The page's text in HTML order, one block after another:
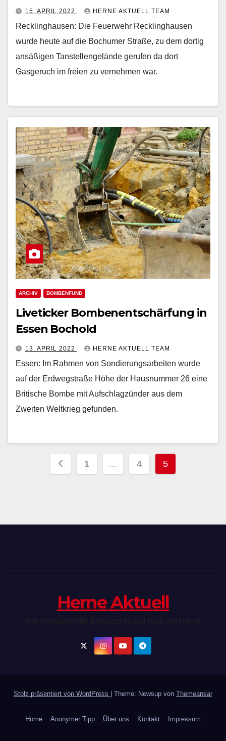
15. APRIL 2022 HERNE AKTUELL TEAM
Recklinghausen: Die Feuerwehr Recklinghausen
wurde heute auf die Bochumer Straße, zu dem dortig
ansäßigen Tanstellengelände gerufen da dort
Gasgeruch im freien zu vernehmen war.
ARCHIV BOMBENFUND
Liveticker Bombenentschärfung in
Essen Bochold
13. APRIL 2022 HERNE AKTUELL TEAM
Essen: Im Rahmen von Sondierungsarbeiten wurde
auf der Erdwegstraße Höhe der Hausnummer 26 eine
Britische Bombe mit Aufschlagzünder aus dem
Zweiten Weltkrieg gefunden.
Seitennummerierung
1 … 4 5
Herne Aktuell
Stolz präsentiert von WordPress Theme: Newsup von Themeansar
Home Anonymer Tipp Über uns Kontakt Impressum